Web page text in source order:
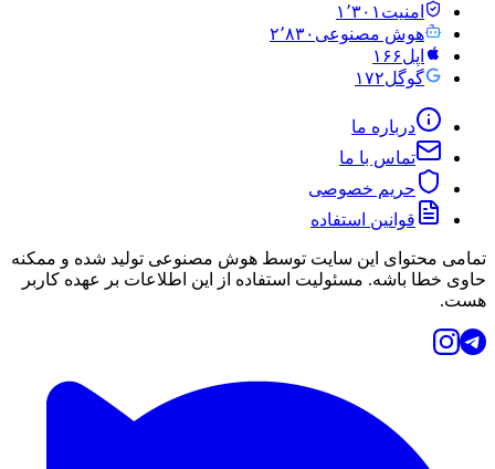
امنیت ۱٬۳۰۱
هوش مصنوعی ۲٬۸۳۰
اپل۱۶۶
گوگل۱۷۲
درباره ما
تماس با ما
حریم خصوصی
قوانین استفاده
تمامی محتوای این سایت توسط هوش مصنوعی تولید شده و ممکنه
حاوی خطا باشه. مسئولیت استفاده از این اطلاعات بر عهده کاربر
هست.